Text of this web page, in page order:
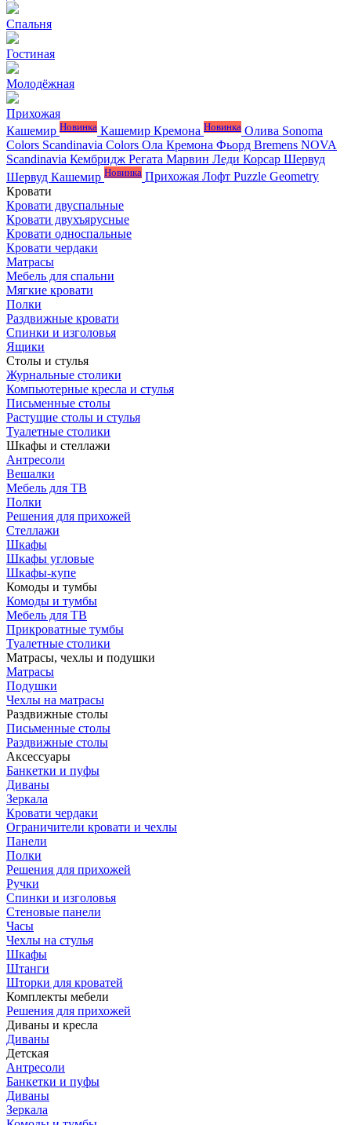
Спальня
Гостиная
Молодёжная
Прихожая
Кашемир Новинка Кашемир Кремона Новинка Олива Sonoma
Colors Scandinavia Colors Ола Кремона Фьорд Bremens NOVA
Scandinavia Кембридж Регата Марвин Леди Корсар Шервуд
Шервуд Кашемир Новинка Прихожая Лофт Puzzle Geometry
Кровати
Кровати двуспальные
Кровати двухъярусные
Кровати односпальные
Кровати чердаки
Матрасы
Мебель для спальни
Мягкие кровати
Полки
Раздвижные кровати
Спинки и изголовья
Ящики
Столы и стулья
Журнальные столики
Компьютерные кресла и стулья
Письменные столы
Растущие столы и стулья
Туалетные столики
Шкафы и стеллажи
Антресоли
Вешалки
Мебель для ТВ
Полки
Решения для прихожей
Стеллажи
Шкафы
Шкафы угловые
Шкафы-купе
Комоды и тумбы
Комоды и тумбы
Мебель для ТВ
Прикроватные тумбы
Туалетные столики
Матрасы, чехлы и подушки
Матрасы
Подушки
Чехлы на матрасы
Раздвижные столы
Письменные столы
Раздвижные столы
Аксессуары
Банкетки и пуфы
Диваны
Зеркала
Кровати чердаки
Ограничители кровати и чехлы
Панели
Полки
Решения для прихожей
Ручки
Спинки и изголовья
Стеновые панели
Часы
Чехлы на стулья
Шкафы
Штанги
Шторки для кроватей
Комплекты мебели
Решения для прихожей
Диваны и кресла
Диваны
Детская
Антресоли
Банкетки и пуфы
Диваны
Зеркала